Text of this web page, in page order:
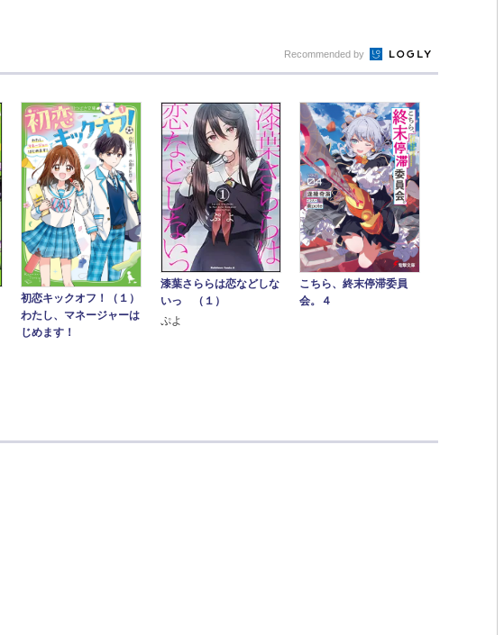
Recommended by
初恋キックオフ！（１）
わたし、マネージャーは
じめます！
漆葉さららは恋などしな
いっ （１）
ぷよ
こちら、終末停滞委員
会。４